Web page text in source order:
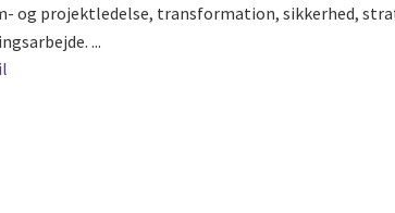
og projektledelse, transformation, sikkerhed,
...